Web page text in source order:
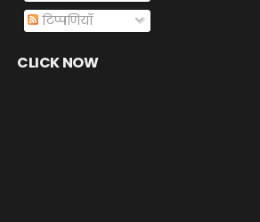
टिप्पणियाँ
CLICK NOW